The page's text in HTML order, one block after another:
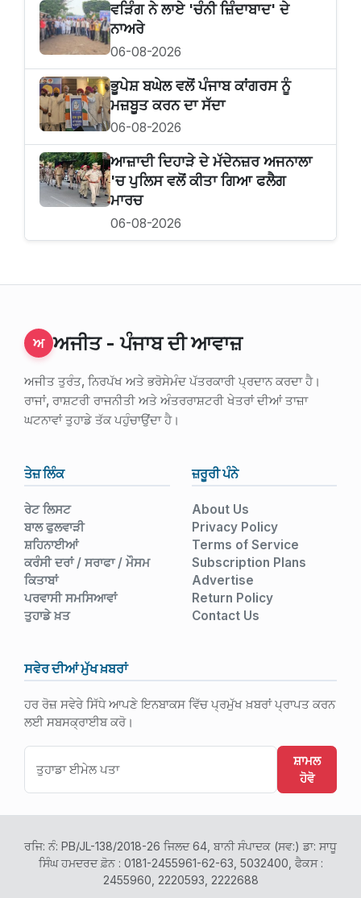
ਵੜਿੰਗ ਨੇ ਲਾਏ 'ਚੰਨੀ ਜ਼ਿੰਦਾਬਾਦ' ਦੇ
ਨਾਅਰੇ
06-08-2026
ਭੂਪੇਸ਼ ਬਘੇਲ ਵਲੋਂ ਪੰਜਾਬ ਕਾਂਗਰਸ ਨੂੰ
ਮਜ਼ਬੂਤ ਕਰਨ ਦਾ ਸੱਦਾ
06-08-2026
ਆਜ਼ਾਦੀ ਦਿਹਾੜੇ ਦੇ ਮੱਦੇਨਜ਼ਰ ਅਜਨਾਲਾ
'ਚ ਪੁਲਿਸ ਵਲੋਂ ਕੀਤਾ ਗਿਆ ਫਲੈਗ
ਮਾਰਚ
06-08-2026
ਅ ਅਜੀਤ - ਪੰਜਾਬ ਦੀ ਆਵਾਜ਼
ਅਜੀਤ ਤੁਰੰਤ, ਨਿਰਪੱਖ ਅਤੇ ਭਰੋਸੇਮੰਦ ਪੱਤਰਕਾਰੀ ਪ੍ਰਦਾਨ ਕਰਦਾ ਹੈ।
ਰਾਜਾਂ, ਰਾਸ਼ਟਰੀ ਰਾਜਨੀਤੀ ਅਤੇ ਅੰਤਰਰਾਸ਼ਟਰੀ ਖੇਤਰਾਂ ਦੀਆਂ ਤਾਜ਼ਾ
ਘਟਨਾਵਾਂ ਤੁਹਾਡੇ ਤੱਕ ਪਹੁੰਚਾਉਂਦਾ ਹੈ।
ਤੇਜ਼ ਲਿੰਕ
ਰੇਟ ਲਿਸਟ
ਬਾਲ ਫੁਲਵਾੜੀ
ਸ਼ਹਿਨਾਈਆਂ
ਕਰੰਸੀ ਦਰਾਂ / ਸਰਾਫਾ / ਮੌਸਮ
ਕਿਤਾਬਾਂ
ਪਰਵਾਸੀ ਸਮਸਿਆਵਾਂ
ਤੁਹਾਡੇ ਖ਼ਤ
ਜ਼ਰੂਰੀ ਪੰਨੇ
About Us
Privacy Policy
Terms of Service
Subscription Plans
Advertise
Return Policy
Contact Us
ਸਵੇਰ ਦੀਆਂ ਮੁੱਖ ਖ਼ਬਰਾਂ
ਹਰ ਰੋਜ਼ ਸਵੇਰੇ ਸਿੱਧੇ ਆਪਣੇ ਇਨਬਾਕਸ ਵਿੱਚ ਪ੍ਰਮੁੱਖ ਖ਼ਬਰਾਂ ਪ੍ਰਾਪਤ ਕਰਨ
ਲਈ ਸਬਸਕ੍ਰਾਈਬ ਕਰੋ।
ਸ਼ਾਮਲ
ਹੋਵੋ
ਰਜਿ: ਨੰ: PB/JL-138/2018-26 ਜਿਲਦ 64, ਬਾਨੀ ਸੰਪਾਦਕ (ਸਵ:) ਡਾ: ਸਾਧੂ
ਸਿੰਘ ਹਮਦਰਦ ਫ਼ੋਨ : 0181-2455961-62-63, 5032400, ਫੈਕਸ :
2455960, 2220593, 2222688